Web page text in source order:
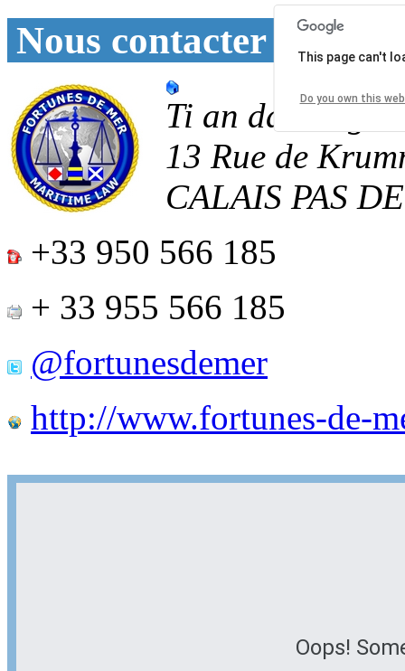
Nous contacter
Ti an
13 Rue de
CALAIS PAS
+33 950 566 185
+ 33 955 566 185
@fortunesdemer
http://www.fortunes-de-
Oops!
This page can't
Do you own this